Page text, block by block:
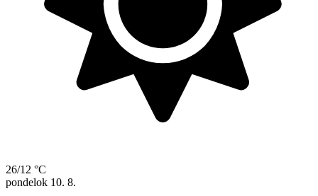
26/12 °C
pondelok 10. 8.